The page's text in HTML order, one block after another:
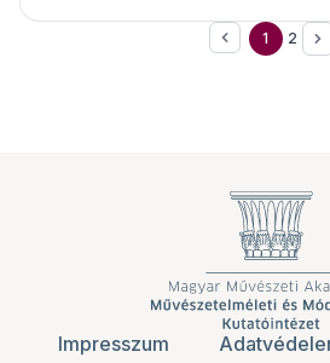
felében
1 2
Impresszum